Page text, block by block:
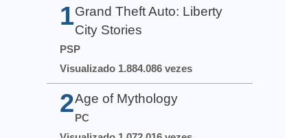
1 Grand Theft Auto: Liberty
City Stories
PSP
Visualizado 1.884.086 vezes
2Age of Mythology
PC